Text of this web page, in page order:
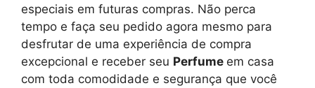
especiais em futuras compras. Não perca
tempo e faça seu pedido agora mesmo para
desfrutar de uma experiência de compra
excepcional e receber seu Perfume em casa
com toda comodidade e segurança que você